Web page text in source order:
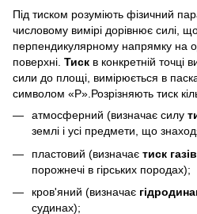
Під тиском розуміють фізичний
числовому вимірі дорівнює силі,
перпендикулярному напрямку на
поверхні. Тиск в конкретній точці
сили до площі, вимірюється в
символом «P».Розрізняють тиск
атмосферний (визначає силу
землі і усі предмети, що
пластовий (визначає тиск
порожнечі в гірських породах);
кров'яний (визначає
судинах);